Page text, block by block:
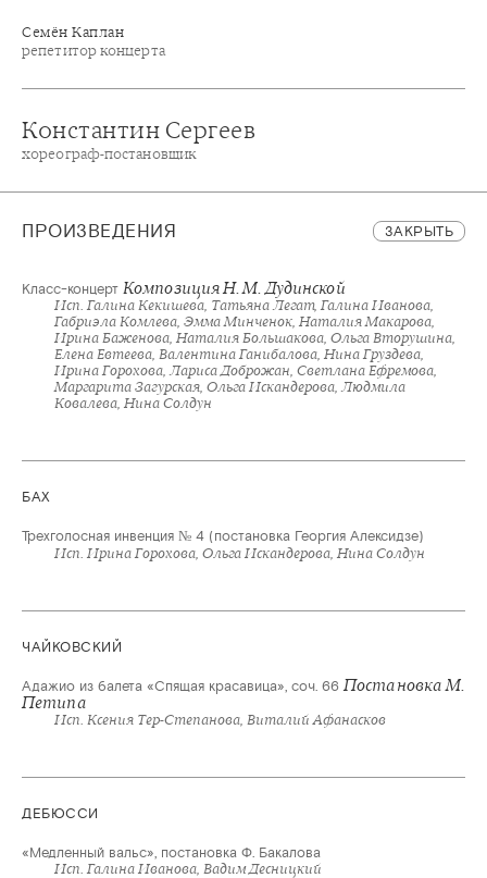
Семён Каплан
репетитор концерта
Константин Сергеев
хореограф-постановщик
ПРОИЗВЕДЕНИЯ ЗАКРЫТЬ
Класс-концерт Композиция Н. М. Дудинской
Исп. Галина Кекишева, Татьяна Легат, Галина Иванова,
Габриэла Комлева, Эмма Минченок, Наталия Макарова,
Ирина Баженова, Наталия Большакова, Ольга Вторушина,
Елена Евтеева, Валентина Ганибалова, Нина Груздева,
Ирина Горохова, Лариса Доброжан, Светлана Ефремова,
Маргарита Загурская, Ольга Искандерова, Людмила
Ковалева, Нина Солдун
БАХ
Трехголосная инвенция № 4 (постановка Георгия Алексидзе)
Исп. Ирина Горохова, Ольга Искандерова, Нина Солдун
ЧАЙКОВСКИЙ
Адажио из балета «Спящая красавица», соч. 66Постановка М.
Петипа
Исп. Ксения Тер-Степанова, Виталий Афанасков
ДЕБЮССИ
«Медленный вальс», постановка Ф. Бакалова
Исп. Галина Иванова, Вадим Десницкий